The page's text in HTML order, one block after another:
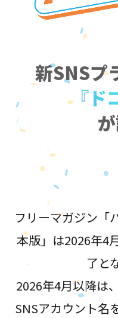
新SNSプ
『ド
フリーマガジン「
本版」は2026年4
了と
2026年4月以降は
SNSアカウント名